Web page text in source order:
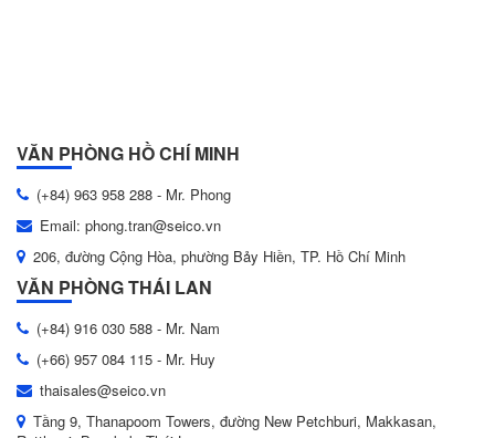
VĂN PHÒNG HỒ CHÍ MINH
(+84) 963 958 288 - Mr. Phong
Email: phong.tran@seico.vn
206, đường Cộng Hòa, phường Bảy Hiền, TP. Hồ Chí Minh
VĂN PHÒNG THÁI LAN
(+84) 916 030 588 - Mr. Nam
(+66) 957 084 115 - Mr. Huy
thaisales@seico.vn
Tầng 9, Thanapoom Towers, đường New Petchburi, Makkasan,